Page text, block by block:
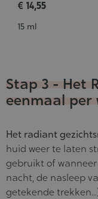
€ 14,55
Inhoud
15 ml
Stap 3 - Het
eenmaal per
Het radiant
huid weer te laten
gebruikt of
nacht, de nasleep
getekende